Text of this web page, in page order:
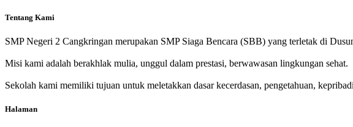
Tentang Kami
SMP Negeri 2 Cangkringan merupakan SMP Siaga Bencara (SBB) yang terletak di
Misi kami adalah berakhlak mulia, unggul dalam prestasi, berwawasan lingkungan sehat.
Sekolah kami memiliki tujuan untuk meletakkan dasar kecerdasan, pengetahuan,
Halaman